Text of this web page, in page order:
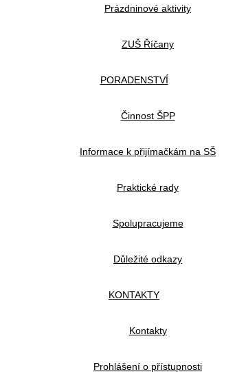
Prázdninové aktivity
ZUŠ Říčany
PORADENSTVÍ
Činnost ŠPP
Informace k přijímačkám na SŠ
Praktické rady
Spolupracujeme
Důležité odkazy
KONTAKTY
Kontakty
Prohlášení o přístupnosti